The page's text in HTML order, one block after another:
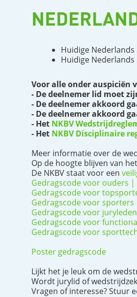
Huidige Nederlands
Huidige Nederlands
Voor alle onder auspiciën
- De deelnemer lid moet
- De deelnemer akkoord
- De deelnemer akkoord
- Het NKBV
- Het NKBV Disciplinaire
Meer informatie over de
Op de hoogte blijven van
De NKBV staat voor een
Gedragscode voor ouders |
Gedragscode voor
Gedragscode voor sporters
Gedragscode voor
Gedragscode voor
Gedragscode voor
Poster gedragscode
Lijkt het je leuk om de
Wordt jurylid of
Vragen of interesse? Stuur